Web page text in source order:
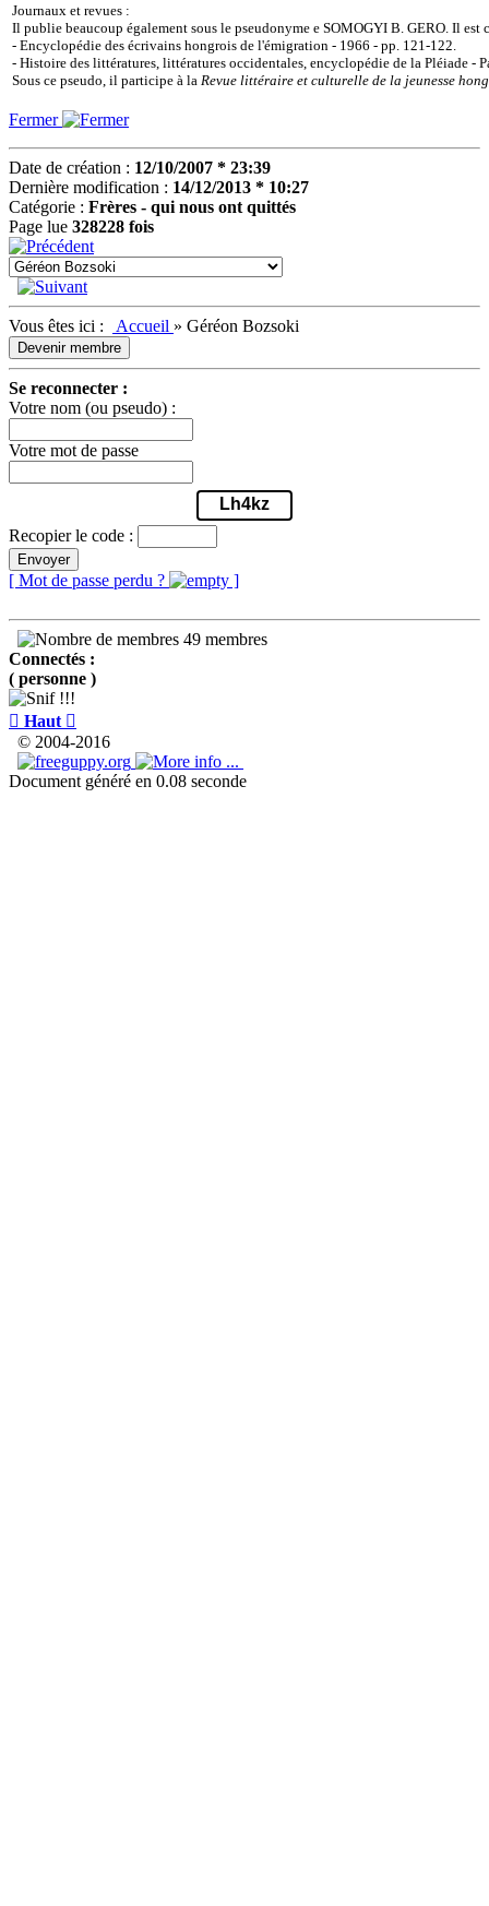
Journaux et revues :
Il publie beaucoup également sous le pseudonyme e SOMOGYI B. GERO. Il est
- Encyclopédie des écrivains hongrois de l'émigration - 1966 - pp. 121-122.
- Histoire des littératures, littératures occidentales, encyclopédie de la Pléiade -
Sous ce pseudo, il participe à la Revue littéraire et culturelle de la jeunesse
Fermer
Date de création : 12/10/2007 * 23:39
Dernière modification : 14/12/2013 * 10:27
Catégorie : Frères - qui nous ont quittés
Page lue 328228 fois
Vous êtes ici : Accueil » Géréon Bozsoki
Devenir membre
Se reconnecter :
Votre nom (ou pseudo) :
Votre mot de passe
Lh4kz
Recopier le code :
Envoyer
[ Mot de passe perdu ? ]
49 membres
Connectés :
( personne )
 Haut 
© 2004-2016
Document généré en 0.08 seconde